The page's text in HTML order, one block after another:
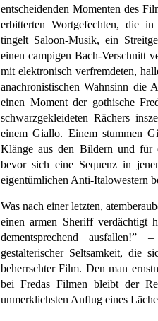
entscheidenden Momenten des
erbitterten Wortgefechten, die
tingelt Saloon-Musik, ein
einen campigen Bach-Verschnitt
mit elektronisch verfremdeten,
anachronistischen Wahnsinn
einen Moment der gothische
schwarzgekleideten Rächers
einem Giallo. Einem stummen
Klänge aus den Bildern und für
bevor sich eine Sequenz in
eigentümlichen Anti-Italowestern
Was nach einer letzten,
einen armen Sheriff verdächtigt
dementsprechend
gestalterischer Seltsamkeit, die
beherrschter Film. Den man
bei Fredas Filmen bleibt der
unmerklichsten Anflug eines